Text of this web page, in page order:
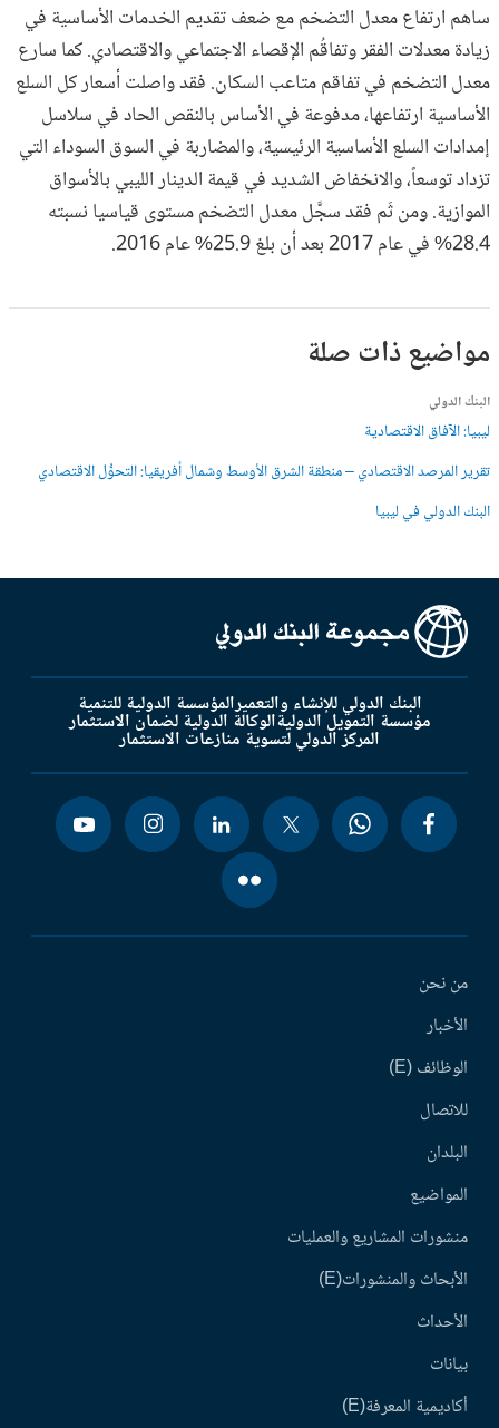
ساهم ارتفاع معدل التضخم مع ضعف تقديم الخدمات الأساسية في
زيادة معدلات الفقر وتفاقُم الإقصاء الاجتماعي والاقتصادي. كما سارع
معدل التضخم في تفاقم متاعب السكان. فقد واصلت أسعار كل السلع
الأساسية ارتفاعها، مدفوعة في الأساس بالنقص الحاد في سلاسل
إمدادات السلع الأساسية الرئيسية، والمضاربة في السوق السوداء التي
تزداد توسعاً، والانخفاض الشديد في قيمة الدينار الليبي بالأسواق
الموازية. ومن ثَم فقد سجَّل معدل التضخم مستوى قياسيا نسبته
28.4% في عام 2017 بعد أن بلغ 25.9% عام 2016.
مواضيع ذات صلة
البنك الدولي
ليبيا: الآفاق الاقتصادية
تقرير المرصد الاقتصادي – منطقة الشرق الأوسط وشمال أفريقيا: التحوُّل الاقتصادي
البنك الدولي في ليبيا
البنك الدولي للإنشاء والتعميرالمؤسسة الدولية للتنمية
مؤسسة التمويل الدوليةالوكالة الدولية لضمان الاستثمار
المركز الدولي لتسوية منازعات الاستثمار
من نحن
الأخبار
الوظائف (E)
للاتصال
البلدان
المواضيع
منشورات المشاريع والعمليات
الأبحاث والمنشورات(E)
الأحداث
بيانات
أكاديمية المعرفة(E)